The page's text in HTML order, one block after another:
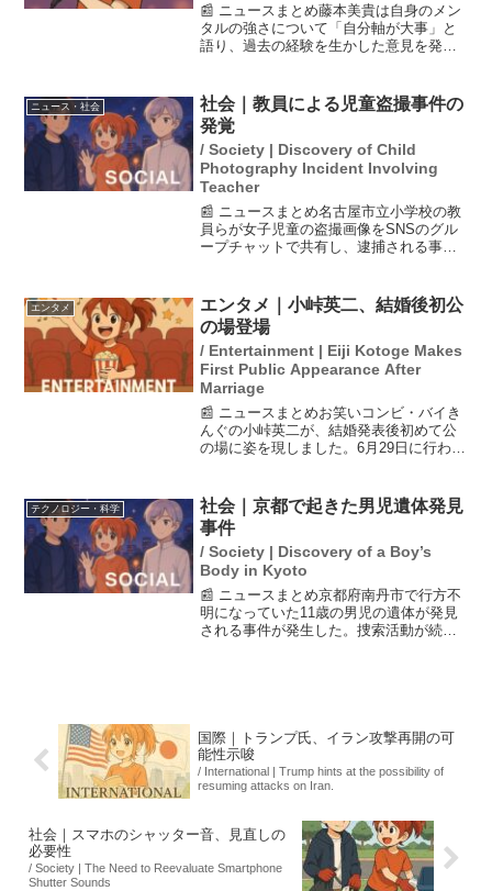
📰 ニュースまとめ藤本美貴は自身のメン
タルの強さについて「自分軸が大事」と
語り、過去の経験を生かした意見を発信
前から始まり、アイドルやママタレント
としての経歴を活かし...
ニュース・社会
社会｜教員による児童盗撮事件の
発覚
/ Society | Discovery of Child
Photography Incident Involving
Teacher
📰 ニュースまとめ名古屋市立小学校の教
員らが女子児童の盗撮画像をSNSのグル
ープチャットで共有し、逮捕される事件
を覚える」と発言し、教師による児童生
徒への性暴力は許され...
エンタメ
エンタメ｜小峠英二、結婚後初公
の場登場
/ Entertainment | Eiji Kotoge Makes
First Public Appearance After
Marriage
📰 ニュースまとめお笑いコンビ・バイき
んぐの小峠英二が、結婚発表後初めて公
の場に姿を現しました。6月29日に行われ
写会に出席し、会場では笑顔を見せまし
た。小峠は20日...
テクノロジー・科学
社会｜京都で起きた男児遺体発見
事件
/ Society | Discovery of a Boy’s
Body in Kyoto
📰 ニュースまとめ京都府南丹市で行方不
明になっていた11歳の男児の遺体が発見
される事件が発生した。捜索活動が続い
国際｜トランプ氏、イラン攻撃再開の可
能性示唆
/ International | Trump hints at the possibility of
resuming attacks on Iran.
社会｜スマホのシャッター音、見直しの
必要性
/ Society | The Need to Reevaluate Smartphone
Shutter Sounds